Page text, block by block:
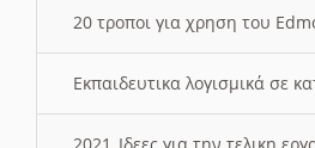
20 τροποι για χρηση του
Εκπαιδευτικα λογισμικά σε